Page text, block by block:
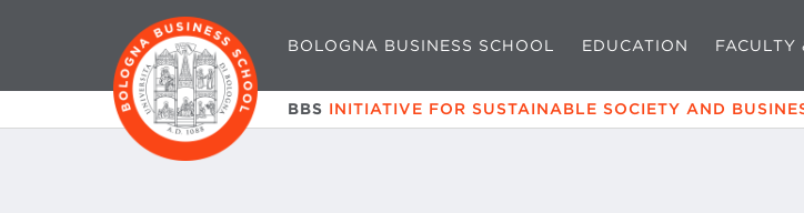
BOLOGNA BUSINESS SCHOOL EDUCATION FACULTY
BBS INITIATIVE FOR SUSTAINABLE SOCIETY AND